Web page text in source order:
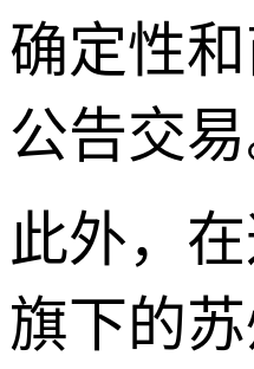
确定性
公告交易
此外，
旗下的